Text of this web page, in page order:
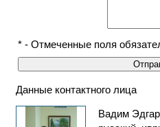
* - Отмеченные поля
Данные контактного лица
Вадим